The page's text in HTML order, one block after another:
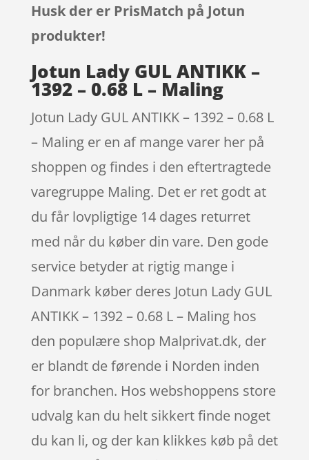
Husk der er PrisMatch på Jotun
produkter!
Jotun Lady GUL ANTIKK –
1392 – 0.68 L – Maling
Jotun Lady GUL ANTIKK – 1392 – 0.68 L
– Maling er en af mange varer her på
shoppen og findes i den eftertragtede
varegruppe Maling. Det er ret godt at
du får lovpligtige 14 dages returret
med når du køber din vare. Den gode
service betyder at rigtig mange i
Danmark køber deres Jotun Lady GUL
ANTIKK – 1392 – 0.68 L – Maling hos
den populære shop Malprivat.dk, der
er blandt de førende i Norden inden
for branchen. Hos webshoppens store
udvalg kan du helt sikkert finde noget
du kan li, og der kan klikkes køb på det